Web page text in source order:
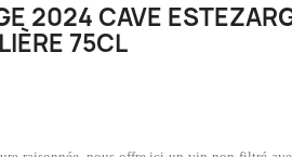
2024 CAVE
75CL